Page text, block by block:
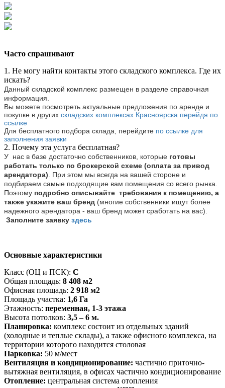
Часто спрашивают
1. Не могу найти контакты этого складского комплекса. Где их
искать?
Данный складской комплекс размещен в разделе справочная
информация.
Вы можете посмотреть актуальные предложения по аренде и
покупке в других складских комплексах Красноярска перейдя по
ссылке
Для бесплатного подбора склада, перейдите по ссылке для
заполнения заявки
2. Почему эта услуга бесплатная?
У нас в базе достаточно собственников, которые готовы
работать только по брокерской схеме (оплата за привод
арендатора) . При этом мы всегда на вашей стороне и
подбираем самые подходящие вам помещения со всего рынка.
Поэтому подробно описывайте требования к помещению, а
также укажите ваш бренд (многие собственники ищут более
надежного арендатора - ваш бренд может сработать на вас).
Заполните заявку здесь
Основные характеристики
Класс (ОЦ и ПСК): C
Общая площадь: 8 408 м2
Офисная площадь: 2 918 м2
Площадь участка: 1,6 Га
Этажность: переменная, 1-3 этажа
Высота потолков: 3,5 – 6 м.
Планировка: комплекс состоит из отдельных зданий
(холодные и теплые склады), а также офисного комплекса, на
территории которого находится столовая
Парковка: 50 м/мест
Вентиляция и кондиционирование: частично приточно-
вытяжная вентиляция, в офисах частично кондиционирование
Отопление: центральная система отопления